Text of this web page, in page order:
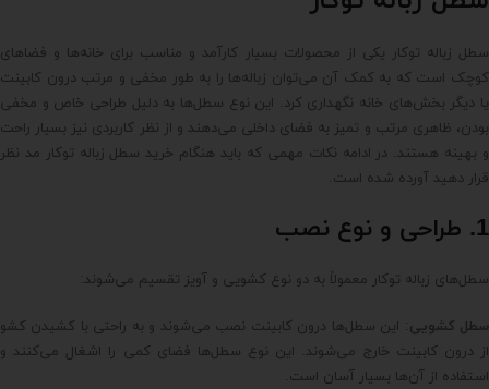
سطل زباله توکار یکی از محصولات بسیار کارآمد و مناسب برای خانه‌ها و فضاهای
کوچک است که به کمک آن می‌توان زباله‌ها را به طور مخفی و مرتب درون کابینت
یا دیگر بخش‌های خانه نگهداری کرد. این نوع سطل‌ها به دلیل طراحی خاص و مخفی
بودن، ظاهری مرتب و تمیز به فضای داخلی می‌دهند و از نظر کاربردی نیز بسیار راحت
و بهینه هستند. در ادامه نکات مهمی که باید هنگام خرید سطل زباله توکار مد نظر
قرار دهید آورده شده است.
1. طراحی و نوع نصب
سطل‌های زباله توکار معمولاً به دو نوع کشویی و آویز تقسیم می‌شوند:
سطل کشویی : این سطل‌ها درون کابینت نصب می‌شوند و به راحتی با کشیدن کشو
از درون کابینت خارج می‌شوند. این نوع سطل‌ها فضای کمی را اشغال می‌کنند و
استفاده از آن‌ها بسیار آسان است.